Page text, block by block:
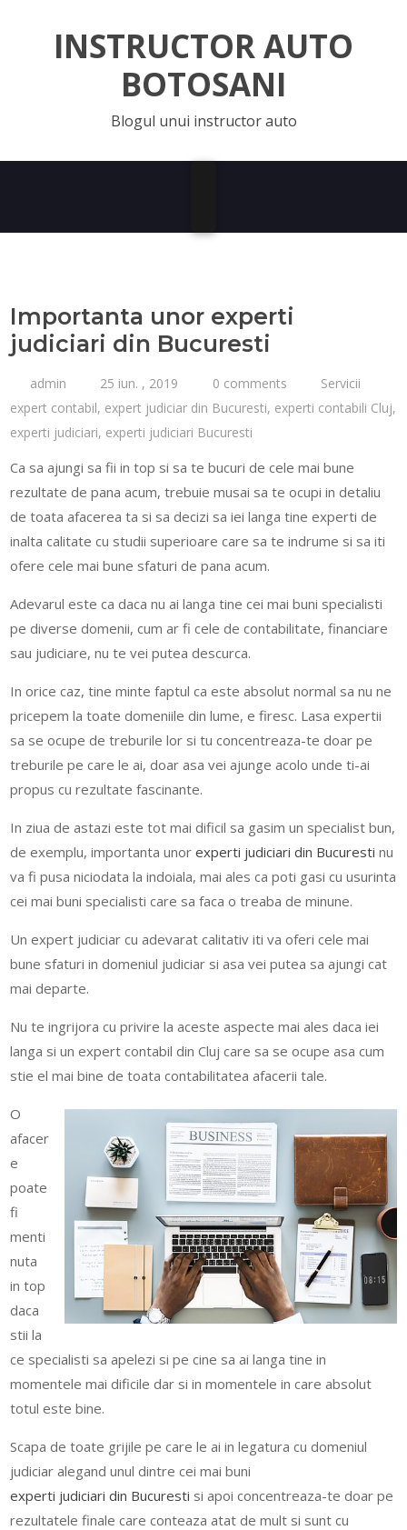
INSTRUCTOR AUTO
BOTOSANI
Blogul unui instructor auto
Importanta unor experti
judiciari din Bucuresti
admin 25 iun. , 2019 0 comments
Servicii
expert contabil, expert judiciar din Bucuresti, experti contabili Cluj,
experti judiciari, experti judiciari Bucuresti
Ca sa ajungi sa fii in top si sa te bucuri de cele mai bune
rezultate de pana acum, trebuie musai sa te ocupi in detaliu
de toata afacerea ta si sa decizi sa iei langa tine experti de
inalta calitate cu studii superioare care sa te indrume si sa iti
ofere cele mai bune sfaturi de pana acum.
Adevarul este ca daca nu ai langa tine cei mai buni specialisti
pe diverse domenii, cum ar fi cele de contabilitate, financiare
sau judiciare, nu te vei putea descurca.
In orice caz, tine minte faptul ca este absolut normal sa nu ne
pricepem la toate domeniile din lume, e firesc. Lasa expertii
sa se ocupe de treburile lor si tu concentreaza-te doar pe
treburile pe care le ai, doar asa vei ajunge acolo unde ti-ai
propus cu rezultate fascinante.
In ziua de astazi este tot mai dificil sa gasim un specialist bun,
de exemplu, importanta unorexperti judiciari din Bucuresti nu
va fi pusa niciodata la indoiala, mai ales ca poti gasi cu usurinta
cei mai buni specialisti care sa faca o treaba de minune.
Un expert judiciar cu adevarat calitativ iti va oferi cele mai
bune sfaturi in domeniul judiciar si asa vei putea sa ajungi cat
mai departe.
Nu te ingrijora cu privire la aceste aspecte mai ales daca iei
langa si un expert contabil din Cluj care sa se ocupe asa cum
stie el mai bine de toata contabilitatea afacerii tale.
O
afacer
e
poate
fi
menti
nuta
in top
daca
stii la
ce specialisti sa apelezi si pe cine sa ai langa tine in
momentele mai dificile dar si in momentele in care absolut
totul este bine.
Scapa de toate grijile pe care le ai in legatura cu domeniul
judiciar alegand unul dintre cei mai buni
experti judiciari din Bucuresti si apoi concentreaza-te doar pe
rezultatele finale care conteaza atat de mult si sunt cu